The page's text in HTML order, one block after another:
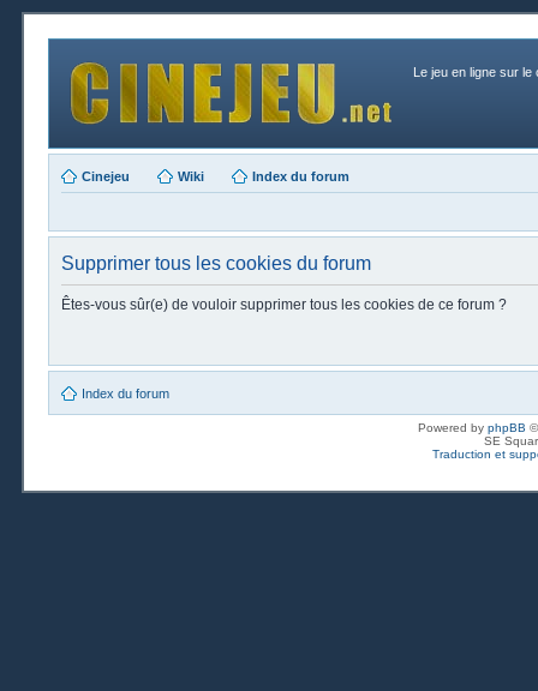
Le jeu en ligne sur le
Cinejeu Wiki Index du forum
Supprimer tous les cookies du forum
Êtes-vous sûr(e) de vouloir supprimer tous les cookies de ce forum ?
Index du forum
Powered by phpBB
SE
Traduction et